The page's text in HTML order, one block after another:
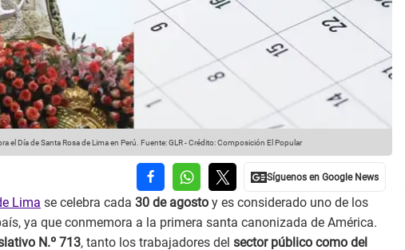
el Día de Santa Rosa de Lima en Perú. Fuente: GLR-Crédito: Composición El Popular
Lima se celebra cada 30 de agosto y es considerado uno de los
ya que conmemora a la primera santa canonizada de América.
N.º 713, tanto los trabajadores del sector público como del